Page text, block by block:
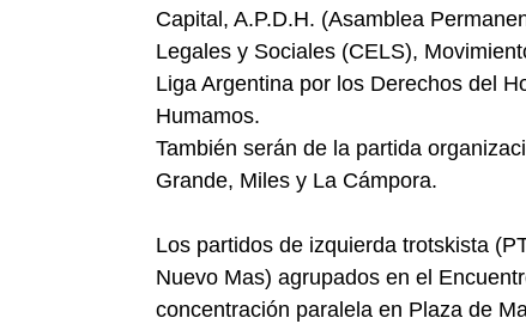
Capital, A.P.D.H. (Asamblea
Legales y Sociales (CELS),
Liga Argentina por los Derechos del
Humamos.
También serán de la partida
Grande, Miles y La Cámpora.
Los partidos de izquierda trotskista
Nuevo Mas) agrupados en el
concentración paralela en Plaza de